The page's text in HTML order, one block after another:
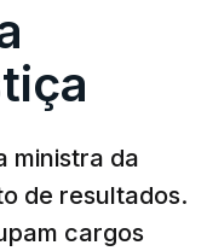
ministra da
de resultados.
cargos